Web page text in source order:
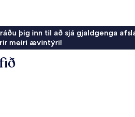
þig inn til að sjá gjaldgenga
meiri ævintýri!